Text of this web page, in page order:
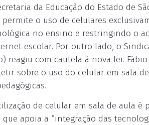
da Educação do Estado de
o uso de celulares
no ensino e restringindo o
escolar. Por outro lado, o
reagiu com cautela à nova lei.
sobre o uso do celular em sala
de celular em sala de aula
apoia a “integração das